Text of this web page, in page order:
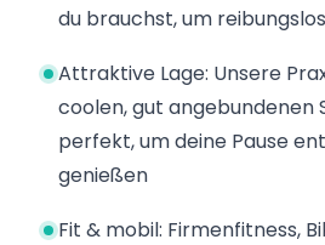
du brauchst, um
Attraktive Lage: Unsere
coolen, gut angebundenen
perfekt, um deine Pause
genießen
Fit & mobil: Firmenfitness,